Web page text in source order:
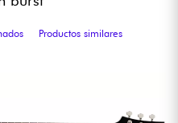
Productos similares